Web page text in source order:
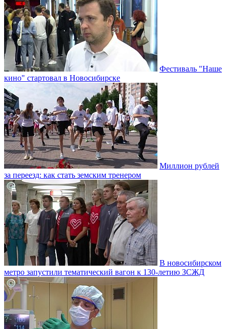
Фестиваль "Наше
кино" стартовал в Новосибирске
Миллион рублей
за переезд: как стать земским тренером
В новосибирском
метро запустили тематический вагон к 130-летию ЗСЖД